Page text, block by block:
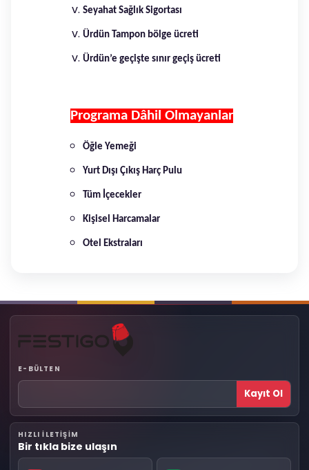
Seyahat Sağlık Sigortası
Ürdün Tampon bölge ücreti
Ürdün’e geçişte sınır geçiş ücreti
Programa Dâhil Olmayanlar
Öğle Yemeği
Yurt Dışı Çıkış Harç Pulu
Tüm İçecekler
Kişisel Harcamalar
Otel Ekstraları
E-BÜLTEN
Kayıt Ol
HIZLI ILETIŞIM
Bir tıkla bize ulaşın